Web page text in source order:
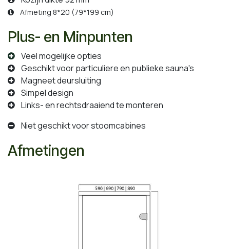
Afmeting 8*20 (79*199 cm)
Plus- en Minpunten
Veel mogelijke opties
Geschikt voor particuliere en publieke sauna's
Magneet deursluiting
Simpel design
Links- en rechtsdraaiend te monteren
Niet geschikt voor stoomcabines
Afmetingen